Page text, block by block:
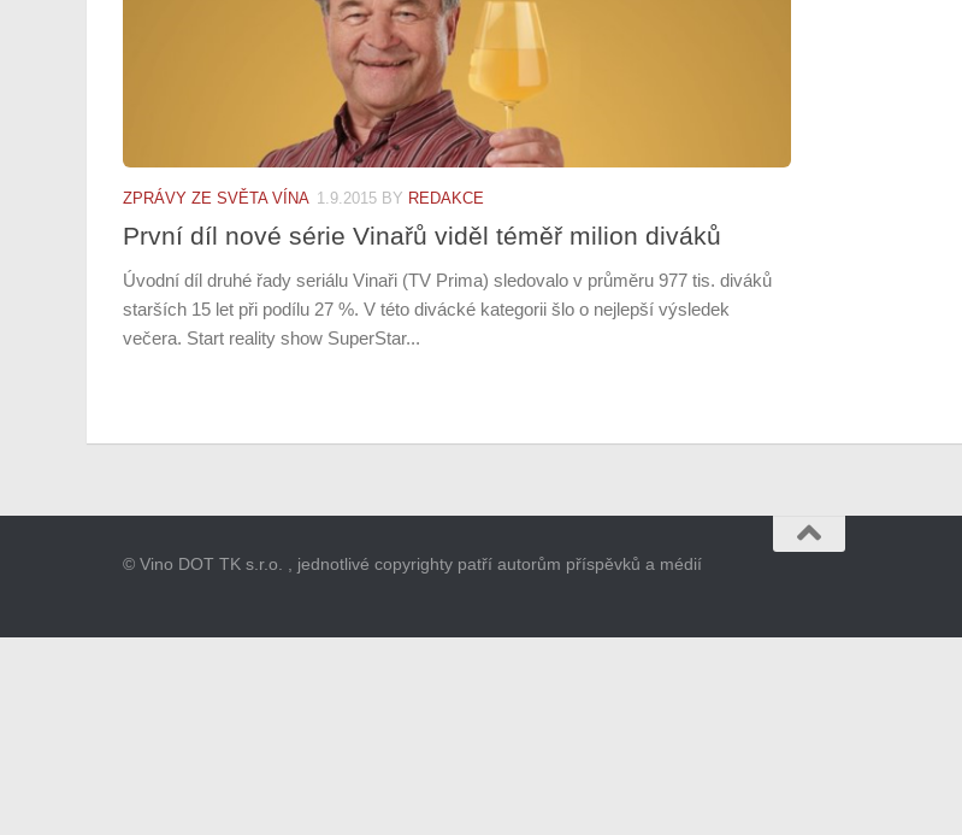
ZPRÁVY ZE SVĚTA VÍNA 1.9.2015 BY REDAKCE
První díl nové série Vinařů viděl téměř milion diváků
Úvodní díl druhé řady seriálu Vinaři (TV Prima) sledovalo v průměru 977 tis. diváků
starších 15 let při podílu 27 %. V této divácké kategorii šlo o nejlepší výsledek
večera. Start reality show SuperStar...
© Vino DOT TK s.r.o. , jednotlivé copyrighty patří autorům příspěvků a médií